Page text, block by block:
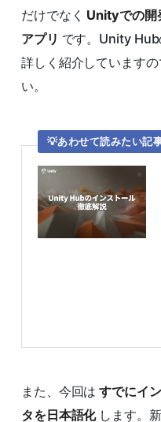
だけでなく Unityでの開
アプリ です。Unity
詳しく紹介しています
い。
あわせて読みたい記
また、今回はすでにイ
タを日本語化します。